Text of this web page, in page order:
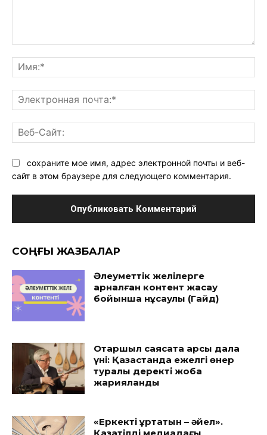
сохраните мое имя, адрес электронной почты и веб-
сайт в этом браузере для следующего комментария.
CОҢҒЫ ЖАЗБАЛАР
Әлеуметтік желілерге
арналған контент жасау
бойынша нұсқаулық (Гайд)
Отаршыл саясатқа қарсы дала
үні: Қазақстанда ежелгі өнер
туралы деректі жоба
жарияланды
«Еркекті құртатын – әйел».